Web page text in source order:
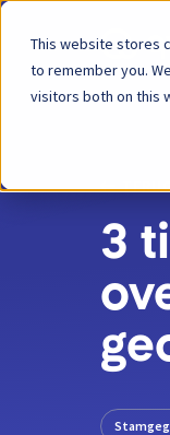
This website stores
to remember you.
visitors both on this
3